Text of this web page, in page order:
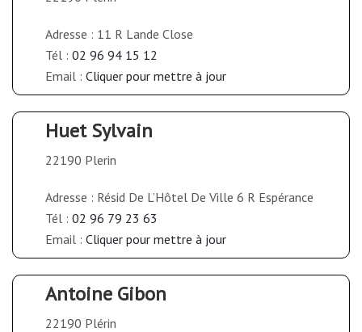
Adresse : 11 R Lande Close
Tél : 02 96 94 15 12
Email : Cliquer pour mettre à jour
Huet Sylvain
22190 Plerin
Adresse : Résid De L’Hôtel De Ville 6 R Espérance
Tél : 02 96 79 23 63
Email : Cliquer pour mettre à jour
Antoine Gibon
22190 Plérin